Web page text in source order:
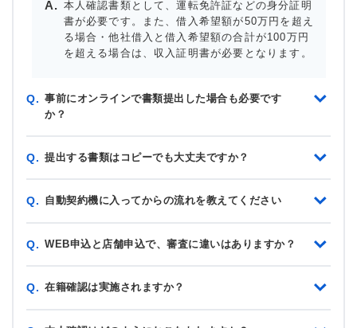
本人確認書類として、運転免許証などの身分証明
書が必要です。また、借入希望額が50万円を超え
る場合・他社借入と借入希望額の合計が100万円
を超える場合は、収入証明書が必要となります。
Q. 事前にオンラインで書類提出した場合も必要です
か？
Q. 提出する書類はコピーでも大丈夫ですか？
Q. 自動契約機に入ってからの流れを教えてください
Q. WEB申込と店舗申込で、審査に違いはありますか？
Q. 在籍確認は実施されますか？